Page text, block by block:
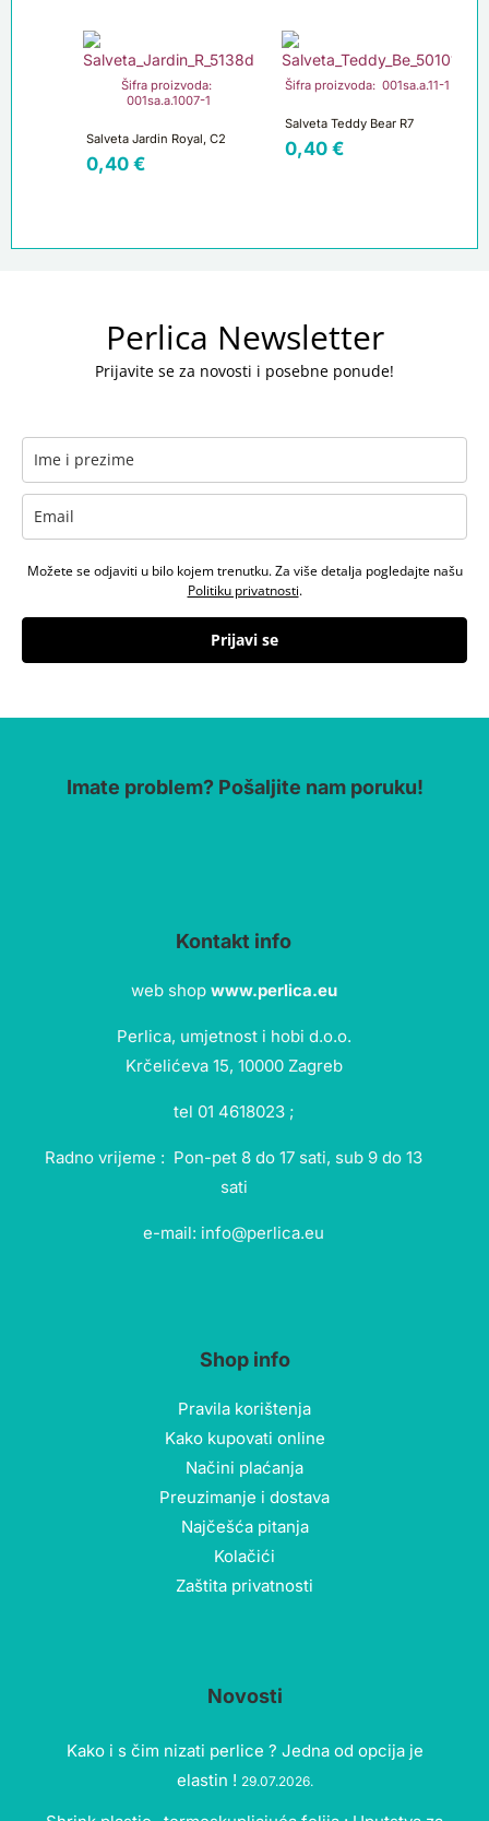
Šifra proizvoda:
001sa.a.1007-1
Salveta Jardin Royal, C2
0,40 €
Šifra proizvoda: 001sa.a.11-1
Salveta Teddy Bear R7
0,40 €
Perlica Newsletter
Prijavite se za novosti i posebne ponude!
Možete se odjaviti u bilo kojem trenutku. Za više detalja pogledajte našu
Politiku privatnosti.
Prijavi se
Imate problem? Pošaljite nam poruku!
Kontakt info
web shop www.perlica.eu
Perlica, umjetnost i hobi d.o.o.
Krčelićeva 15, 10000 Zagreb
tel 01 4618023 ;
Radno vrijeme : Pon-pet 8 do 17 sati, sub 9 do 13
sati
e-mail: info@perlica.eu
Shop info
Pravila korištenja
Kako kupovati online
Načini plaćanja
Preuzimanje i dostava
Najčešća pitanja
Kolačići
Zaštita privatnosti
Novosti
Kako i s čim nizati perlice ? Jedna od opcija je
elastin ! 29.07.2026.